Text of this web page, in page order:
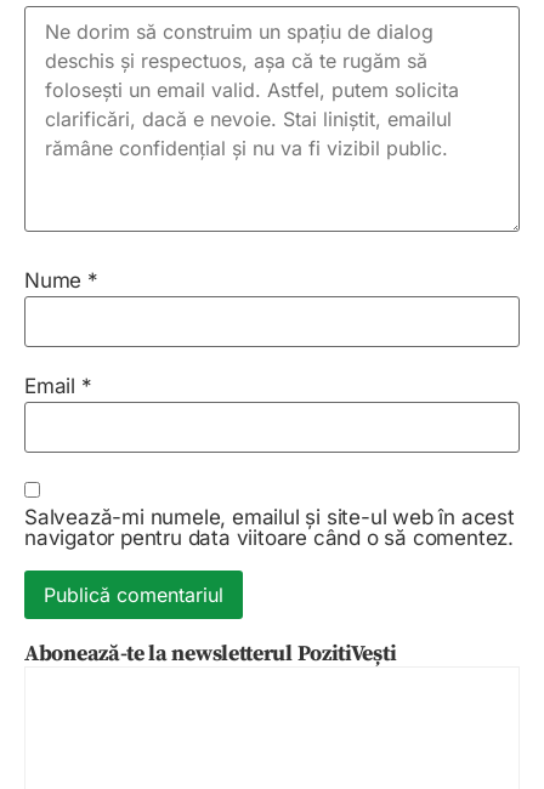
Nume *
Email *
Salvează-mi numele, emailul și site-ul web în acest
navigator pentru data viitoare când o să comentez.
Abonează-te la newsletterul PozitiVești